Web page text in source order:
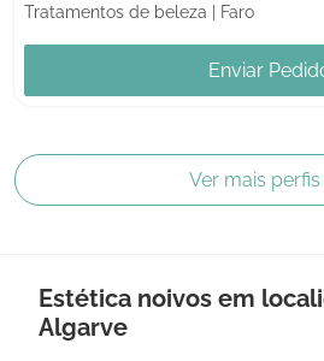
Tratamentos de beleza Faro
Enviar
Ver mais perfis
Estética noivos em
Algarve